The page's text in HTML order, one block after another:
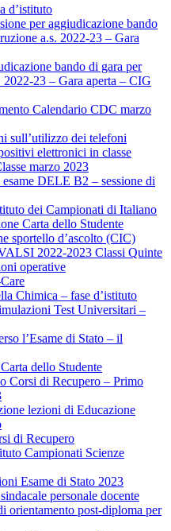
d’istituto
per aggiudicazione bando
a.s. 2022-23 – Gara
bando di gara per
23 – Gara aperta – CIG
Calendario CDC marzo
sull’utilizzo dei telefoni
elettronici in classe
marzo 2023
DELE B2 – sessione di
dei Campionati di Italiano
Carta dello Studente
sportello d’ascolto (CIC)
2022-2023 Classi Quinte
operative
Chimica – fase d’istituto
Test Universitari –
l’Esame di Stato – il
dello Studente
Corsi di Recupero – Primo
lezioni di Educazione
di Recupero
Campionati Scienze
Esame di Stato 2023
personale docente
orientamento post-diploma per